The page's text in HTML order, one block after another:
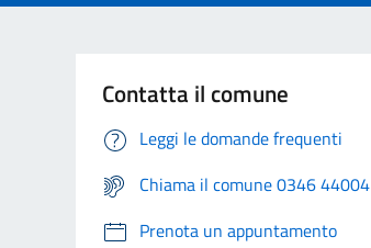
Contatta il comune
Leggi le domande frequenti
Chiama il comune 0346 44004
Prenota un appuntamento